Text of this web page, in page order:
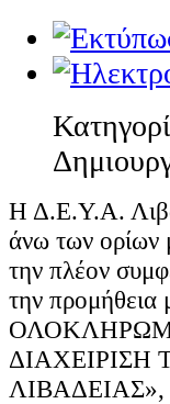
Η Δ.Ε.Υ.Α.
άνω των ορίων
την πλέον
την
ΛΙΒΑΔΕΙΑΣ»,